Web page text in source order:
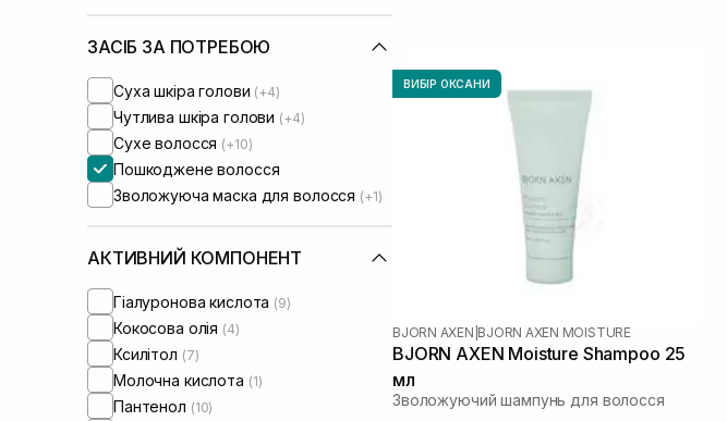
ЗАСІБ ЗА ПОТРЕБОЮ
Суха шкіра голови (+4)
Чутлива шкіра голови (+4)
Сухе волосся (+10)
Пошкоджене волосся
Зволожуюча маска для волосся (+1)
АКТИВНИЙ КОМПОНЕНТ
Гіалуронова кислота (9)
Кокосова олія (4)
Ксилітол (7)
Молочна кислота (1)
Пантенол (10)
ВИБІР ОКСАНИ
BJORN AXEN BJORN AXEN MOISTURE
BJORN AXEN Moisture Shampoo 25
мл
Зволожуючий шампунь для волосся